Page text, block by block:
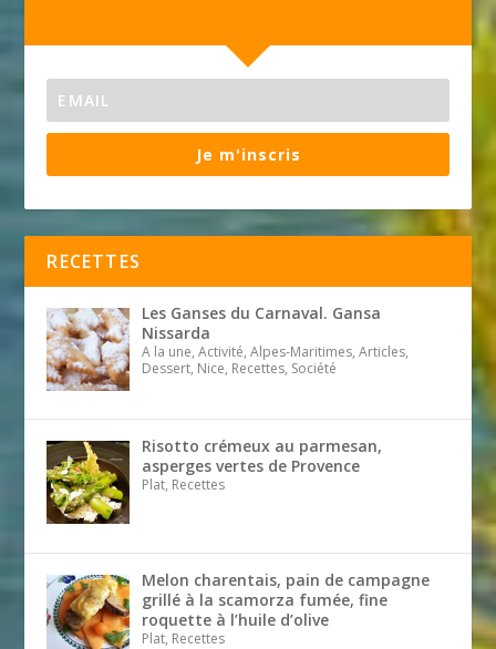
Je m'inscris
RECETTES
Les Ganses du Carnaval. Gansa
Nissarda
A la une, Activité, Alpes-Maritimes, Articles,
Dessert, Nice, Recettes, Société
Risotto crémeux au parmesan,
asperges vertes de Provence
Plat, Recettes
Melon charentais, pain de campagne
grillé à la scamorza fumée, fine
roquette à l’huile d’olive
Plat, Recettes